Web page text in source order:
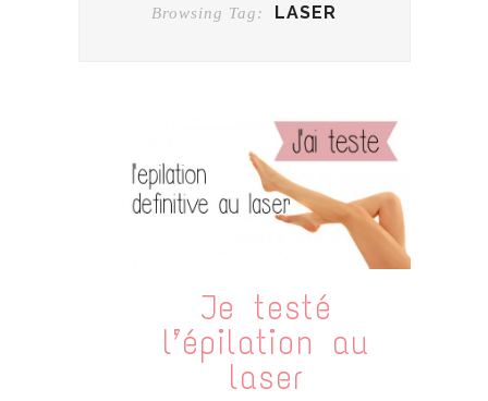
Browsing Tag: LASER
Je testé
l’épilation au
laser